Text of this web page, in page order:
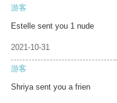
游客
Estelle sent you 1 nude
2021-10-31
游客
Shriya sent you a frien